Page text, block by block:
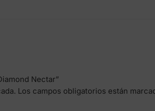
Nectar”
Los campos obligatorios están